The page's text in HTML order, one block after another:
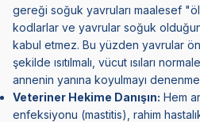
gereği soğuk yavruları maalesef
kodlarlar ve yavrular soğuk
kabul etmez. Bu yüzden yavrular
şekilde ısıtılmalı, vücut ısıları
annenin yanına koyulmayı
Veteriner Hekime Danışın: Hem
enfeksiyonu (mastitis), rahim